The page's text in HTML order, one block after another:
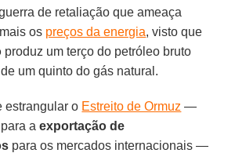
de retaliação que ameaça
os preços da energia, visto que
produz um terço do petróleo bruto
um quinto do gás natural.
estrangular o Estreito de Ormuz —
para aexportação de
para os mercados internacionais —